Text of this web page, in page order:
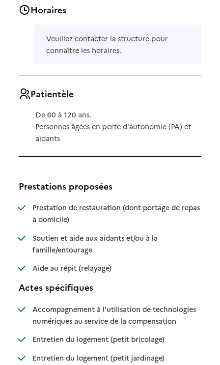
Horaires
Veuillez contacter la structure pour
connaître les horaires.
Patientèle
De 60 à 120 ans.
Personnes âgées en perte d'autonomie (PA) et
aidants
Prestations proposées
Prestation de restauration (dont portage de repas
à domicile): disponible
: non disponible
Soutien et aide aux aidants et/ou à la
famille/entourage: disponible
: non disponible
Aide au répit (relayage): disponible
: non disponible
Actes spécifiques
Accompagnement à l'utilisation de technologies
numériques au service de la compensation: disponible
: non disponible
Entretien du logement (petit bricolage): disponible
: non disponible
Entretien du logement (petit jardinage): disponible
: non disponible